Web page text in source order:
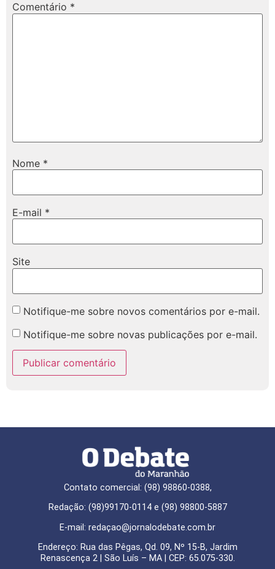
Comentário *
Nome *
E-mail *
Site
Notifique-me sobre novos comentários por e-mail.
Notifique-me sobre novas publicações por e-mail.
Contato comercial: (98) 98860-0388,
Redação: (98)99170-0114 e (98) 98800-5887
E-mail: redaçao@jornalodebate.com.br
Endereço: Rua das Pêgas, Qd. 09, Nº 15-B, Jardim
Renascença 2 | São Luís – MA | CEP: 65.075-330.